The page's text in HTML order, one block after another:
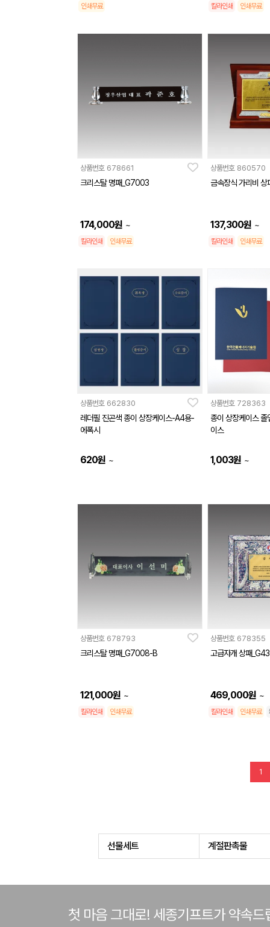
인쇄무료 칼라인쇄 인쇄무료
상품번호 678661
크리스탈 명패_G7003
174,000원 ~
칼라인쇄 인쇄무료
상품번호 860570
금속장식 가리비
137,300원 ~
칼라인쇄 인쇄무료
상품번호 662830
레더필 진곤색 종이 상장케이스-A4용-
에폭시
620원 ~
상품번호 728363
종이 상장케이스
이스
1,003원 ~
상품번호 678793
크리스탈 명패_G7008-B
121,000원 ~
칼라인쇄 인쇄무료
상품번호 678355
고급자개 상패
469,000원 ~
칼라인쇄 인쇄무료
1
선물세트 계절판촉물
첫 마음 그대로! 세종기프트가 약속드